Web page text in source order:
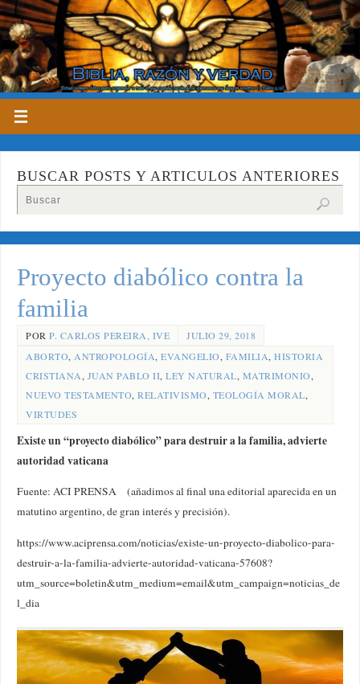
BUSCAR POSTS Y ARTICULOS ANTERIORES
Proyecto diabólico contra la
familia
PORP. CARLOS PEREIRA, IVE
JULIO 29, 2018
ABORTO, ANTROPOLOGÍA,EVANGELIO, FAMILIA,HISTORIA
CRISTIANA, JUAN PABLO II,LEY NATURAL, MATRIMONIO,
NUEVO TESTAMENTO,RELATIVISMO, TEOLOGÍA MORAL,
VIRTUDES
Existe un “proyecto diabólico” para destruir a la familia, advierte
autoridad vaticana
Fuente: ACI PRENSA (añadimos al final una editorial aparecida en un
matutino argentino, de gran interés y precisión).
https://www.aciprensa.com/noticias/existe-un-proyecto-diabolico-para-
destruir-a-la-familia-advierte-autoridad-vaticana-57608?
utm_source=boletin&utm_medium=email&utm_campaign=noticias_de
l_dia